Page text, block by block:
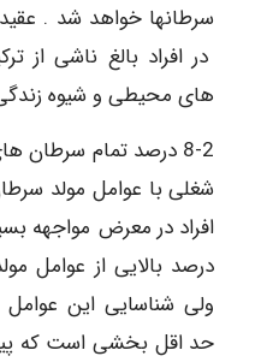
سرطانها خواهد شد .
در افراد بالغ ناشی از
های محیطی و شیوه
8-2 درصد تمام سرطان
شغلی با عوامل مولد
افراد در معرض مواجهه
درصد بالایی از عوامل
ولی شناسایی این
حد اقل بخشی است که